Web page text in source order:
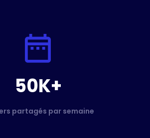
50K+
partagés par semaine